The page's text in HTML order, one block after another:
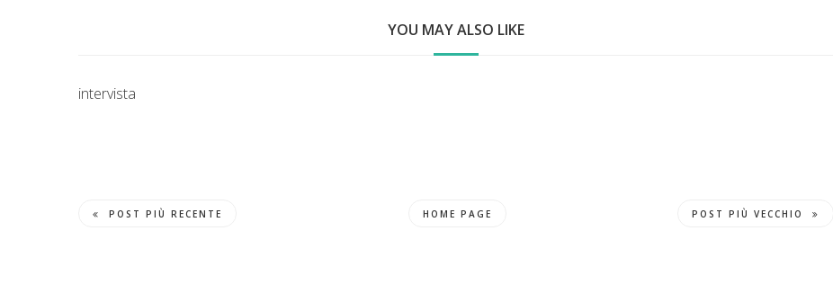
YOU MAY ALSO LIKE
intervista
POST PIÙ RECENTE HOME PAGE POST PIÙ VECCHIO